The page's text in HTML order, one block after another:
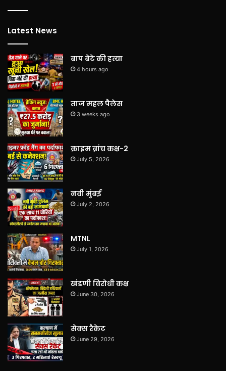
Latest News
बाप बेटे की हत्या
4 hours ago
ताज महल पैलेस
3 weeks ago
क्राइम ब्रांच कक्ष-2
July 5, 2026
नवी मुंबई
July 2, 2026
MTNL
July 1, 2026
खंडणी विरोधी कक्ष
June 30, 2026
सेक्स रैकेट
June 29, 2026